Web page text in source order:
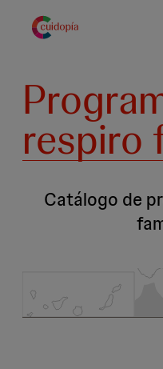
contenido
respiro
Catálogo de